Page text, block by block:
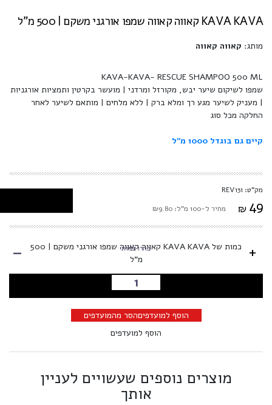
KAVA KAVA קאווה קאווה שמפו אורגני משקם | 500 מ"ל
מותג: קאווה קאווה
KAVA-KAVA- RESCUE SHAMPOO 500 ML
שמפו לשיקום שיער יבש, מקורזל ומרדני | מועשר בקרטין ותמציות אורגניות
| מעניק לשיער מגע רך ומלא ברק | ללא מלחים | מותאם לשיער לאחר
החלקה מכל סוג
קיים גם בוגדל 1000 מ''ל
מק"ט: REV131
₪ 49 מחיר ל-100 מ"ל: ₪9.80
+
כמות של KAVA KAVA קאווה קאווה שמפו אורגני משקם | 500
מ"ל
בחרו כמות -
הוספה לסל
הוסף למועדפיםהסר מהמועדפים
הוסף למועדפים
מוצרים נוספים שעשויים לעניין
אותך